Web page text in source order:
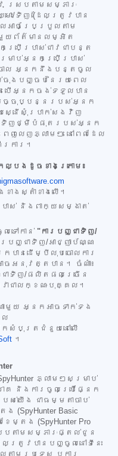
ស្របតាមសម្ភារៈ
/ទិញ (ដែលត្រូវបាន
ៃអាចប្រែប្រួលតាម
យព័ត៌មានលម្អិត
រើប្រាស់ជាវជាបន្ត
រាប់អ្នកប្រើប្រាស់
ោល អ្នកនឹងបន្តចូល
បញ្ចប់នៃរយៈពេល
ើអ្នកចង់ទទួលបាន
បច្ចុប្បន្នរបស់អ្នក
ស្នើសុំប្រាក់សងវិញ
ារទិញថ្មីបំផុតរបស់អ្នក
លេញភ្លាមៗ នៅពេលដែល
ការ។
ល្បងដូចខាងក្រោម៖
ាងស្តាំខាងលើ។
រាស់ និងពាក្យសម្ងាត់
ៅកាន់ "ការបញ្ជាទិញ/
របញ្ជាទិញ/អាជ្ញាប័ណ្ណ
ានដើម្បីលុបចោលការ
ចអនុវត្តបាន។ ចំណាំ៖
ាទិញ/ផលិតផលច្រើន
ជាលក្ខណៈបុគ្គល។
មួយ អ្នកអាចទាក់ទង
ល
កសំបុត្រជំនួយនៅលើ
។
ភ្លាមៗសម្រាប់
ោគ និងការចូលប្រើផ្នែក
ស់យើង ជាធម្មតាចាប់
(SpyHunter Basic
ែម្តង (SpyHunter Pro
ស្របតាមសម្ភារៈផ្តល់ជូន
ត្រូវបានបញ្ចូលនៅទីនេះ
តាមប្រទេស ឬការ